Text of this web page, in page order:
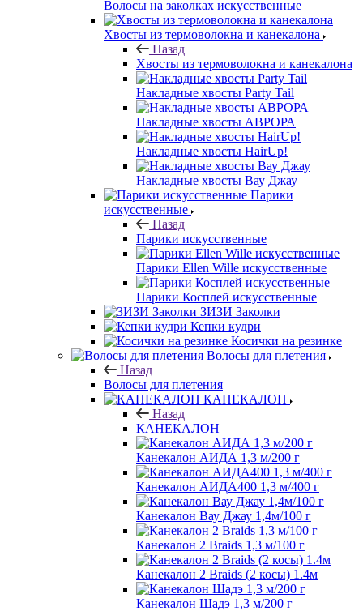
Волосы на заколках искусственные
Хвосты из термоволокна и канекалона
Назад
Хвосты из термоволокна и канекалона
Накладные хвосты Party Tail
Накладные хвосты АВРОРА
Накладные хвосты HairUp!
Накладные хвосты Вау Джау
Парики
искусственные
Назад
Парики искусственные
Парики Ellen Wille искусственные
Парики Косплей искусственные
ЗИЗИ Заколки
Кепки кудри
Косички на резинке
Волосы для плетения
Назад
Волосы для плетения
КАНЕКАЛОН
Назад
КАНЕКАЛОН
Канекалон АИДА 1,3 м/200 г
Канекалон АИДА400 1,3 м/400 г
Канекалон Вау Джау 1,4м/100 г
Канекалон 2 Braids 1,3 м/100 г
Канекалон 2 Braids (2 косы) 1.4м
Канекалон Шадэ 1,3 м/200 г